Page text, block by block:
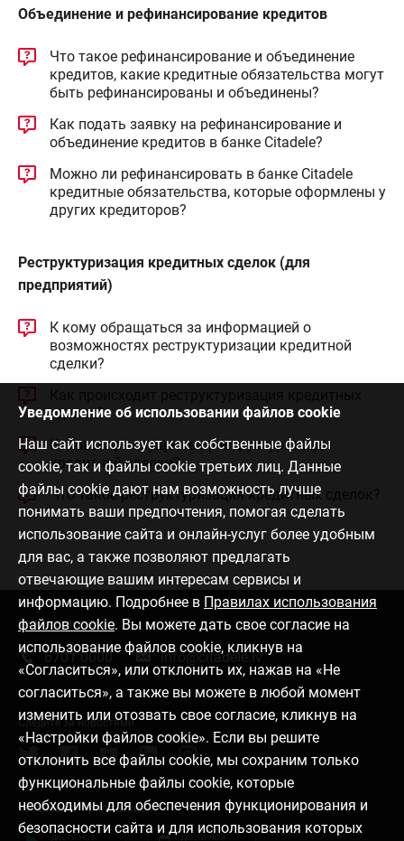
Объединение и рефинансирование кредитов
Что такое рефинансирование и объединение
кредитов, какие кредитные обязательства могут
быть рефинансированы и объединены?
Как подать заявку на рефинансирование и
объединение кредитов в банке Citadele?
Можно ли рефинансировать в банке Citadele
кредитные обязательства, которые оформлены у
других кредиторов?
Реструктуризация кредитных сделок (для
предприятий)
К кому обращаться за информацией о
возможностях реструктуризации кредитной
сделки?
сделок?
Каковы преимущества реструктуризации
кредитной сделки?
Что такое реструктуризация кредитных сделок?
Уведомление об использовании файлов cookie
Наш сайт использует как собственные файлы
cookie, так и файлы cookie третьих лиц. Данные
файлы cookie дают нам возможность лучше
понимать ваши предпочтения, помогая сделать
использование сайта и онлайн-услуг более удобным
для вас, а также позволяют предлагать
отвечающие вашим интересам сервисы и
информацию. Подробнее в Правилах использования
файлов cookie. Вы можете дать свое согласие на
использование файлов cookie, кликнув на
«Согласиться», или отклонить их, нажав на «Не
согласиться», а также вы можете в любой момент
изменить или отозвать свое согласие, кликнув на
«Настройки файлов cookie». Если вы решите
отклонить все файлы cookie, мы сохраним только
функциональные файлы cookie, которые
необходимы для обеспечения функционирования и
безопасности сайта и для использования которых
Связаться с нами
6701 0000 info@citadele.lv
Следите за новостями
Установить приложение